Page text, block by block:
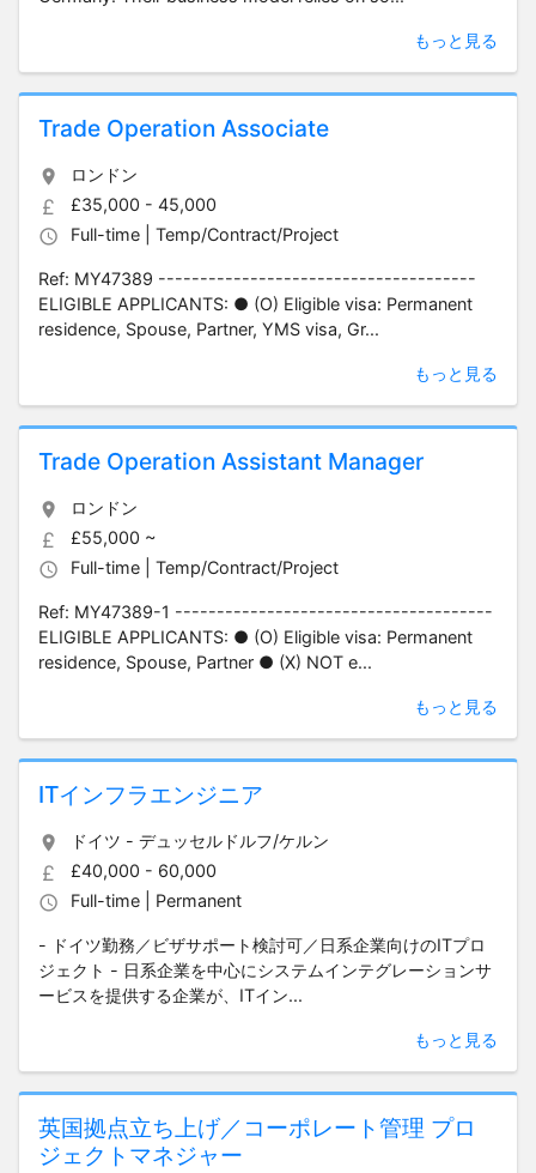
もっと見る
Trade Operation Associate
ロンドン
£35,000 - 45,000
Full-time | Temp/Contract/Project
Ref: MY47389 --------------------------------------
ELIGIBLE APPLICANTS: ● (O) Eligible visa: Permanent
residence, Spouse, Partner, YMS visa, Gr...
もっと見る
Trade Operation Assistant Manager
ロンドン
£55,000 ~
Full-time | Temp/Contract/Project
Ref: MY47389-1 --------------------------------------
ELIGIBLE APPLICANTS: ● (O) Eligible visa: Permanent
residence, Spouse, Partner ● (X) NOT e...
もっと見る
ITインフラエンジニア
ドイツ - デュッセルドルフ/ケルン
£40,000 - 60,000
Full-time | Permanent
- ドイツ勤務／ビザサポート検討可／日系企業向けのITプロ
ジェクト - 日系企業を中心にシステムインテグレーションサ
ービスを提供する企業が、ITイン...
もっと見る
英国拠点立ち上げ／コーポレート管理 プロ
ジェクトマネジャー